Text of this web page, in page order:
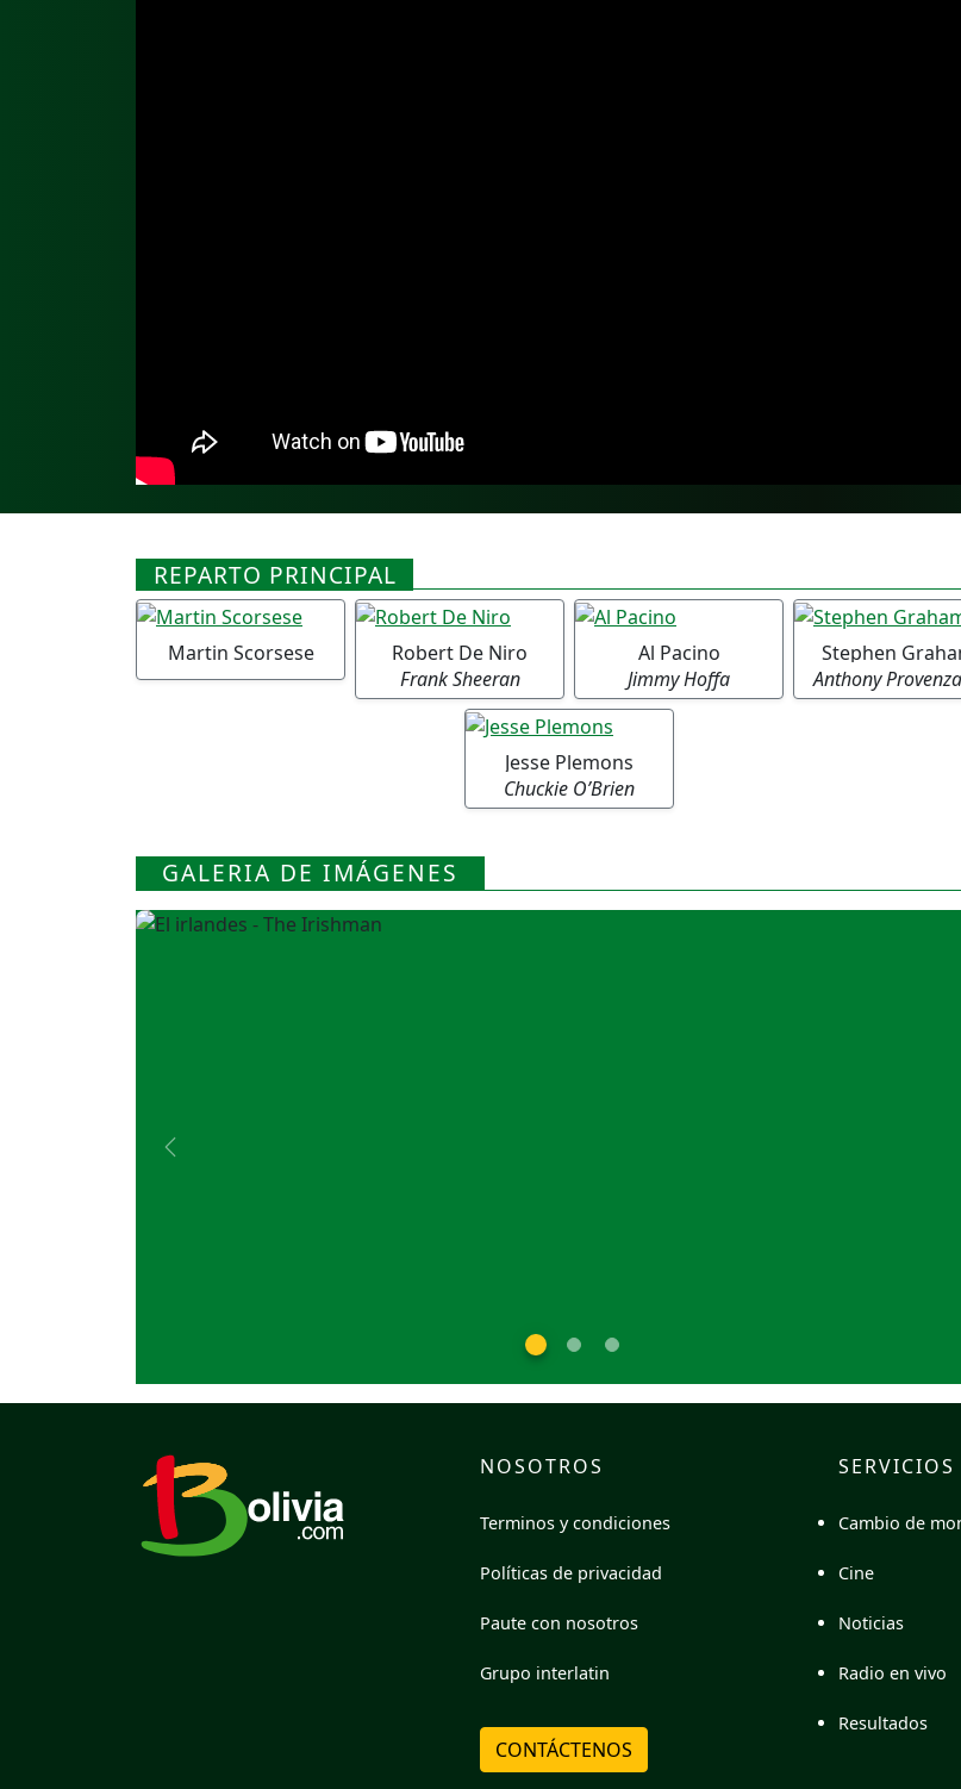
REPARTO PRINCIPAL
Martin Scorsese
Robert De Niro
Frank Sheeran
Al Pacino
Jimmy Hoffa
Stephen
Anthony
Jesse Plemons
Chuckie O’Brien
GALERIA DE IMÁGENES
Previous
NOSOTROS
Terminos y condiciones
Políticas de privacidad
Paute con nosotros
Grupo interlatin
CONTÁCTENOS
SERVICIOS
Cambio de
Cine
Noticias
Radio en vivo
Resultados